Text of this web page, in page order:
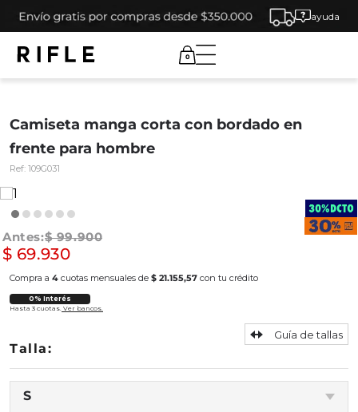
ayuda
0
Camiseta manga corta con bordado en
frente para hombre
Ref: 109G031
$ 99.900
$ 69.930
Compra a 4 cuotas mensuales de $ 21.155,57 con tu crédito
0% Interés
Hasta 3 cuotas. Ver bancos.
S
Guía de tallas